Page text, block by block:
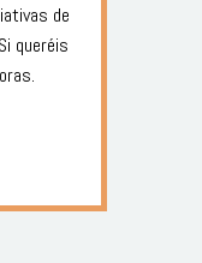
de
queréis